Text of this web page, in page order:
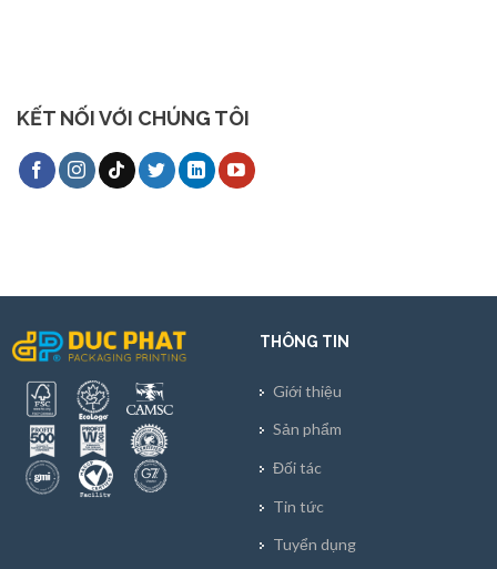
KẾT NỐI VỚI CHÚNG TÔI
THÔNG TIN
Giới thiệu
Sản phẩm
Đối tác
Tin tức
Tuyển dụng